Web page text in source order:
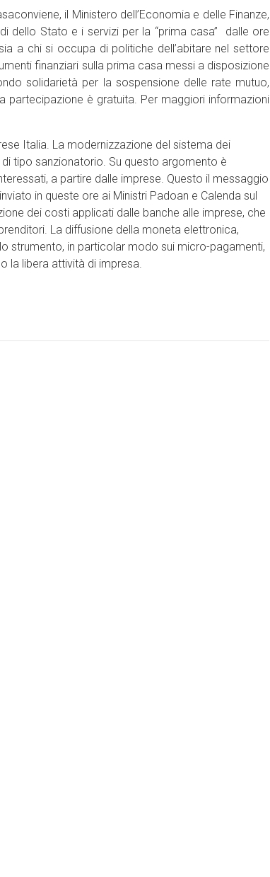
il Ministero dell’Economia e delle Finanze,
dello Stato e i servizi per la “prima casa” dalle ore
a chi si occupa di politiche dell’abitare nel settore
finanziari sulla prima casa messi a disposizione
solidarietà per la sospensione delle rate mutuo,
partecipazione è gratuita. Per maggiori informazioni
Italia. La modernizzazione del sistema dei
tipo sanzionatorio. Su questo argomento è
a partire dalle imprese. Questo il messaggio
in queste ore ai Ministri Padoan e Calenda sul
dei costi applicati dalle banche alle imprese, che
La diffusione della moneta elettronica,
strumento, in particolar modo sui micro-pagamenti,
la libera attività di impresa.